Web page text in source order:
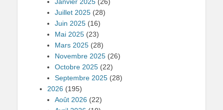
Juillet 2025 (28)
Juin 2025 (16)
Mai 2025 (23)
Mars 2025 (28)
Novembre 2025 (26)
Octobre 2025 (22)
Septembre 2025 (28)
2026 (195)
Août 2026 (22)